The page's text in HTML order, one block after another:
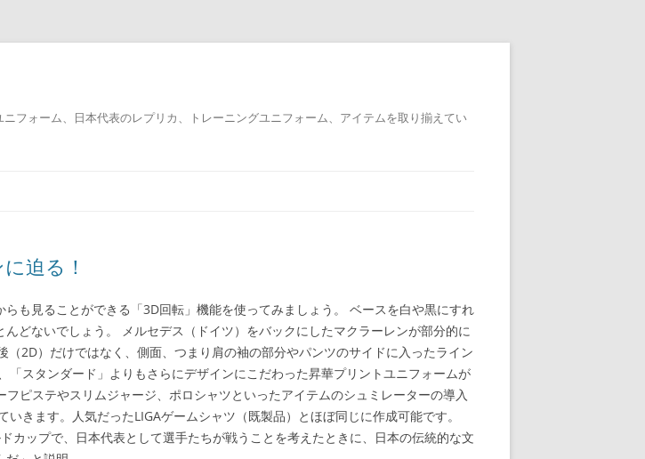
フォーム、日本代表のレプリカ、トレーニングユニフォーム、アイテムを取り揃えてい
キ
ッ
迫る！
も見ることができる「3D回転」機能を使ってみましょう。 ベースを白や黒にすれ
どないでしょう。 メルセデス（ドイツ）をバックにしたマクラーレンが部分的に
2D）だけではなく、側面、つまり肩の袖の部分やパンツのサイドに入ったライン
スタンダード」よりもさらにデザインにこだわった昇華プリントユニフォームが
ピステやスリムジャージ、ポロシャツといったアイテムのシュミレーターの導入
きます。人気だったLIGAゲームシャツ（既製品）とほぼ同じに作成可能です。
カップで、日本代表として選手たちが戦うことを考えたときに、日本の伝統的な文